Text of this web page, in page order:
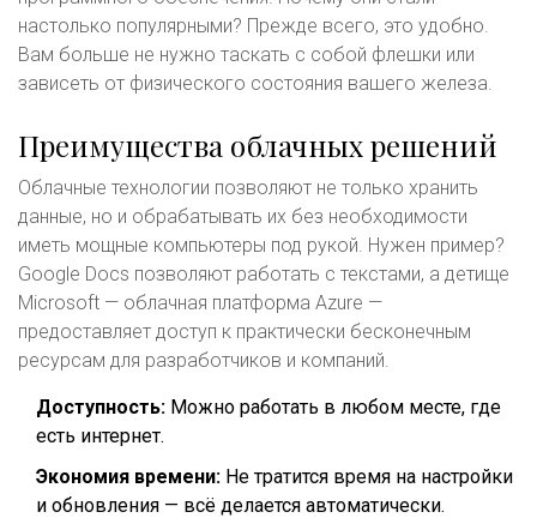
настолько популярными? Прежде всего, это удобно.
Вам больше не нужно таскать с собой флешки или
зависеть от физического состояния вашего железа.
Преимущества облачных решений
Облачные технологии позволяют не только хранить
данные, но и обрабатывать их без необходимости
иметь мощные компьютеры под рукой. Нужен пример?
Google Docs позволяют работать с текстами, а детище
Microsoft — облачная платформа Azure —
предоставляет доступ к практически бесконечным
ресурсам для разработчиков и компаний.
Доступность: Можно работать в любом месте, где
есть интернет.
Экономия времени: Не тратится время на настройки
и обновления — всё делается автоматически.